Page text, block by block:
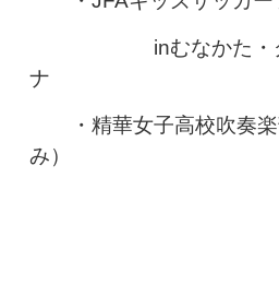
inむなかた・グロ
ナ
・精華女子高校吹奏楽
み）